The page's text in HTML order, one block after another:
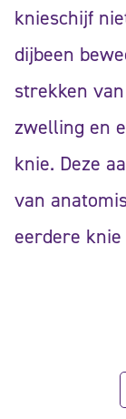
knieschijf
dijbeen
strekken
zwelling en
knie. Deze
van
eerdere